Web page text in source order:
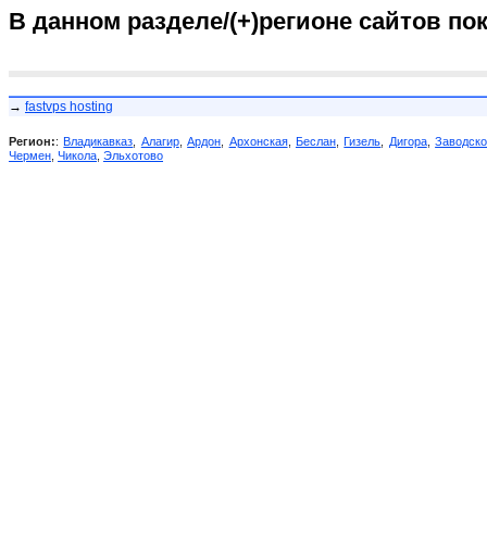
В данном разделе/(+)регионе сайтов
→ fastvps hosting
Регион::Владикавказ Алагир,Ардон Архонская, Беслан,Гизель Дигора,
Чермен Чикола Эльхотово